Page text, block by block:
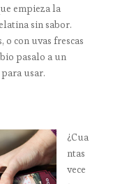
empieza la
sin sabor.
o con uvas frescas
pasalo a un
usar.
¿Cua
ntas
vece